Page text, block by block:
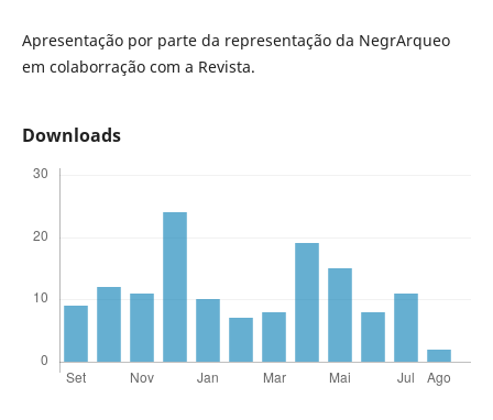
Apresentação por parte da representação da NegrArqueo
em colaborração com a Revista.
Downloads